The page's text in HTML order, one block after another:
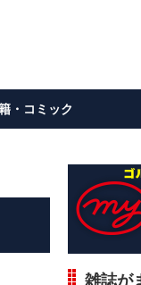
・コミック
雑誌が